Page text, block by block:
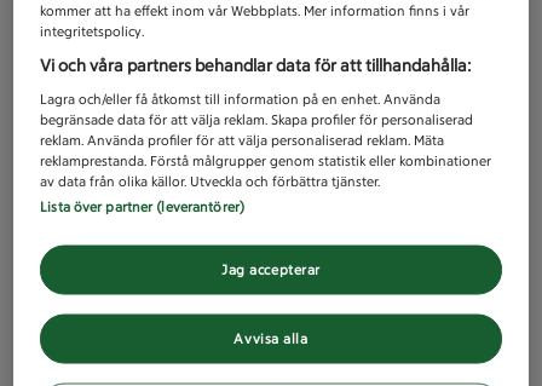
kommer att ha effekt inom vår Webbplats. Mer information finns i vår
integritetspolicy.
Vi och våra partners behandlar data för att tillhandahålla:
Lagra och/eller få åtkomst till information på en enhet. Använda
begränsade data för att välja reklam. Skapa profiler för personaliserad
reklam. Använda profiler för att välja personaliserad reklam. Mäta
reklamprestanda. Förstå målgrupper genom statistik eller kombinationer
av data från olika källor. Utveckla och förbättra tjänster.
Lista över partner (leverantörer)
Avvisa alla
Jag accepterar